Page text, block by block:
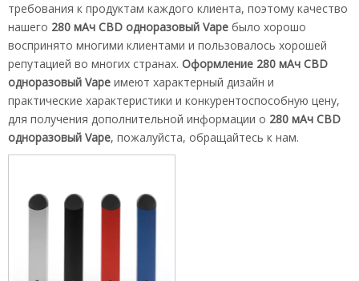
требования к продуктам каждого клиента, поэтому качество
нашего 280 мАч CBD одноразовый Vape было хорошо
воспринято многими клиентами и пользовалось хорошей
репутацией во многих странах. Оформление 280 мАч CBD
одноразовый Vape имеют характерный дизайн и
практические характеристики и конкурентоспособную цену,
для получения дополнительной информации о 280 мАч CBD
одноразовый Vape, пожалуйста, обращайтесь к нам.